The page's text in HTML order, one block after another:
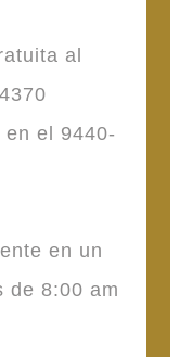
al
el 9440-
en un
de 8:00 am